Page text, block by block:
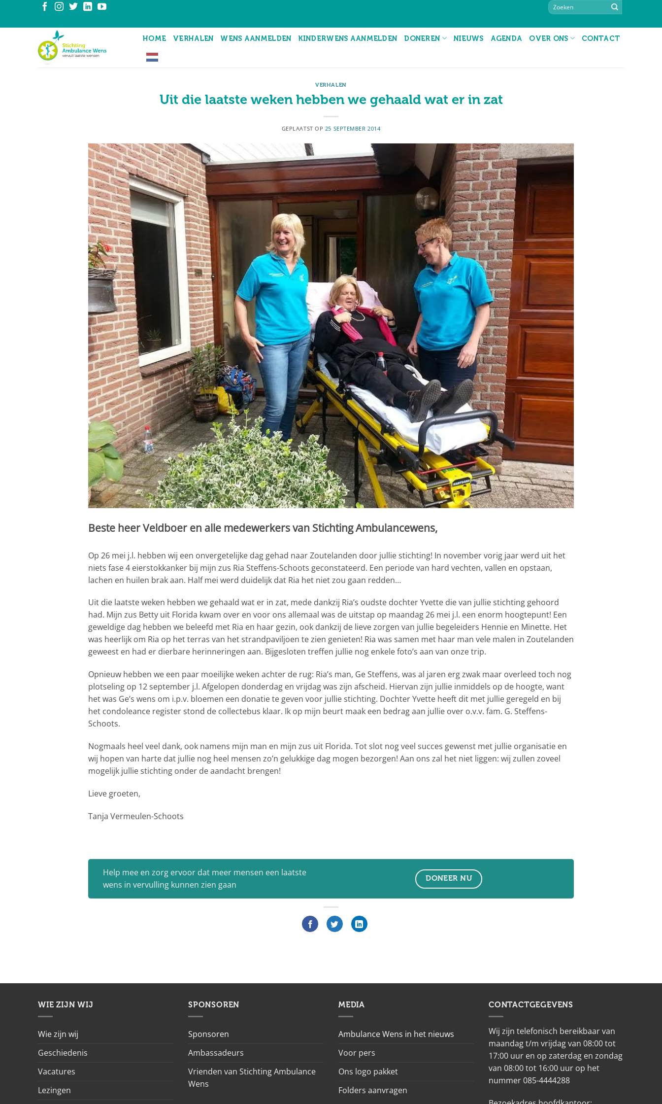
inhoud
HOME VERHALEN WENS AANMELDEN KINDERWENS AANMELDEN DONEREN NIEUWS AGENDA OVER ONS CONTACT
VERHALEN
Uit die laatste weken hebben we gehaald wat er in zat
GEPLAATST OP 25 SEPTEMBER 2014
Beste heer Veldboer en alle medewerkers van Stichting Ambulancewens,
Op 26 mei j.l. hebben wij een onvergetelijke dag gehad naar Zoutelanden door jullie stichting! In november vorig jaar werd uit het
niets fase 4 eierstokkanker bij mijn zus Ria Steffens-Schoots geconstateerd. Een periode van hard vechten, vallen en opstaan,
lachen en huilen brak aan. Half mei werd duidelijk dat Ria het niet zou gaan redden…
Uit die laatste weken hebben we gehaald wat er in zat, mede dankzij Ria’s oudste dochter Yvette die van jullie stichting gehoord
had. Mijn zus Betty uit Florida kwam over en voor ons allemaal was de uitstap op maandag 26 mei j.l. een enorm hoogtepunt! Een
geweldige dag hebben we beleefd met Ria en haar gezin, ook dankzij de lieve zorgen van jullie begeleiders Hennie en Minette. Het
was heerlijk om Ria op het terras van het strandpaviljoen te zien genieten! Ria was samen met haar man vele malen in Zoutelanden
geweest en had er dierbare herinneringen aan. Bijgesloten treffen jullie nog enkele foto’s aan van onze trip.
Opnieuw hebben we een paar moeilijke weken achter de rug: Ria’s man, Ge Steffens, was al jaren erg zwak maar overleed toch nog
plotseling op 12 september j.l. Afgelopen donderdag en vrijdag was zijn afscheid. Hiervan zijn jullie inmiddels op de hoogte, want
het was Ge’s wens om i.p.v. bloemen een donatie te geven voor jullie stichting. Dochter Yvette heeft dit met jullie geregeld en bij
het condoleance register stond de collectebus klaar. Ik op mijn beurt maak een bedrag aan jullie over o.v.v. fam. G. Steffens-
Schoots.
Nogmaals heel veel dank, ook namens mijn man en mijn zus uit Florida. Tot slot nog veel succes gewenst met jullie organisatie en
wij hopen van harte dat jullie nog heel mensen zo’n gelukkige dag mogen bezorgen! Aan ons zal het niet liggen: wij zullen zoveel
mogelijk jullie stichting onder de aandacht brengen!
Lieve groeten,
Tanja Vermeulen-Schoots
Help mee en zorg ervoor dat meer mensen een laatste
wens in vervulling kunnen zien gaan
DONEER NU
WIE ZIJN WIJ
Wie zijn wij
Geschiedenis
Vacatures
Lezingen
SPONSOREN
Sponsoren
Ambassadeurs
Vrienden van Stichting Ambulance
Wens
MEDIA
Ambulance Wens in het nieuws
Voor pers
Ons logo pakket
Folders aanvragen
CONTACTGEGEVENS
Wij zijn telefonisch bereikbaar van
maandag t/m vrijdag van 08:00 tot
17:00 uur en op zaterdag en zondag
van 08:00 tot 16:00 uur op het
nummer 085-4444288